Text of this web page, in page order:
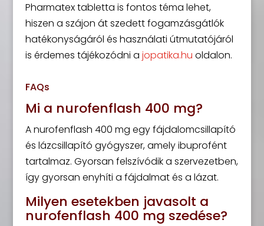
Pharmatex tabletta is fontos téma lehet,
hiszen a szájon át szedett fogamzásgátlók
hatékonyságáról és használati útmutatójáról
is érdemes tájékozódni a jopatika.hu oldalon.
FAQs
Mi a nurofenflash 400 mg?
A nurofenflash 400 mg egy fájdalomcsillapító
és lázcsillapító gyógyszer, amely ibuprofént
tartalmaz. Gyorsan felszívódik a szervezetben,
így gyorsan enyhíti a fájdalmat és a lázat.
Milyen esetekben javasolt a
nurofenflash 400 mg szedése?